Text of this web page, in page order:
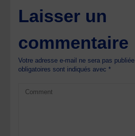
Laisser un
commentaire
Votre adresse e-mail ne sera pas publiée.
obligatoires sont indiqués avec*